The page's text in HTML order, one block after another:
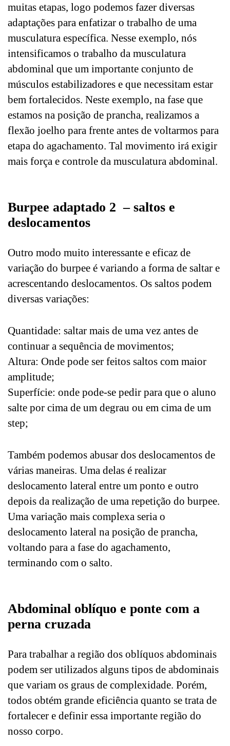
muitas etapas, logo podemos fazer diversas
adaptações para enfatizar o trabalho de uma
musculatura específica. Nesse exemplo, nós
intensificamos o trabalho da musculatura
abdominal que um importante conjunto de
músculos estabilizadores e que necessitam estar
bem fortalecidos. Neste exemplo, na fase que
estamos na posição de prancha, realizamos a
flexão joelho para frente antes de voltarmos para
etapa do agachamento. Tal movimento irá exigir
mais força e controle da musculatura abdominal.
Burpee adaptado 2 – saltos e
deslocamentos
Outro modo muito interessante e eficaz de
variação do burpee é variando a forma de saltar e
acrescentando deslocamentos. Os saltos podem
diversas variações:
Quantidade: saltar mais de uma vez antes de
continuar a sequência de movimentos;
Altura: Onde pode ser feitos saltos com maior
amplitude;
Superfície: onde pode-se pedir para que o aluno
salte por cima de um degrau ou em cima de um
step;
Também podemos abusar dos deslocamentos de
várias maneiras. Uma delas é realizar
deslocamento lateral entre um ponto e outro
depois da realização de uma repetição do burpee.
Uma variação mais complexa seria o
deslocamento lateral na posição de prancha,
voltando para a fase do agachamento,
terminando com o salto.
Abdominal oblíquo e ponte com a
perna cruzada
Para trabalhar a região dos oblíquos abdominais
podem ser utilizados alguns tipos de abdominais
que variam os graus de complexidade. Porém,
todos obtém grande eficiência quanto se trata de
fortalecer e definir essa importante região do
nosso corpo.